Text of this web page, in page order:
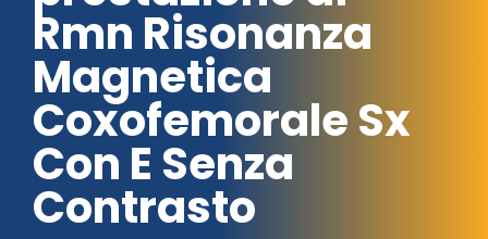
Rmn Risonanza
Magnetica
Coxofemorale Sx
Con E Senza
Contrasto